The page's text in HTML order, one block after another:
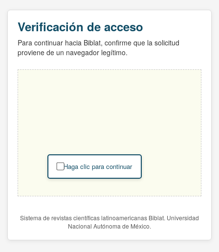
Verificación de acceso
Para continuar hacia Biblat, confirme que la solicitud
proviene de un navegador legítimo.
Haga clic para continuar
Sistema de revistas científicas latinoamericanas Biblat. Universidad
Nacional Autónoma de México.